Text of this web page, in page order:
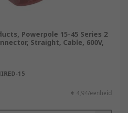
Powerpole 15-45 Series 2
Straight, Cable, 600V,
15
€ 4,94/eenheid